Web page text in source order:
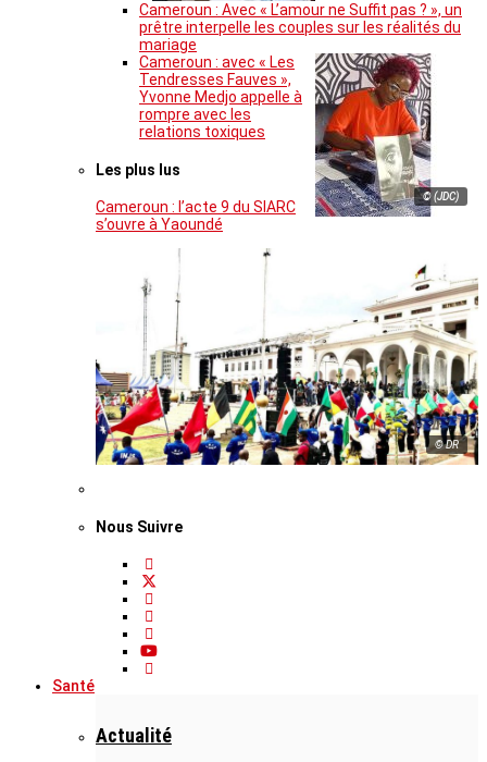
Cameroun : Avec « L’amour ne Suffit pas ? », un
prêtre interpelle les couples sur les réalités du
mariage
© (JDC)
Cameroun : avec « Les
Tendresses Fauves »,
Yvonne Medjo appelle à
rompre avec les
relations toxiques
Les plus lus
Cameroun : l’acte 9 du SIARC
s’ouvre à Yaoundé
© DR
Nous Suivre
Santé
Actualité